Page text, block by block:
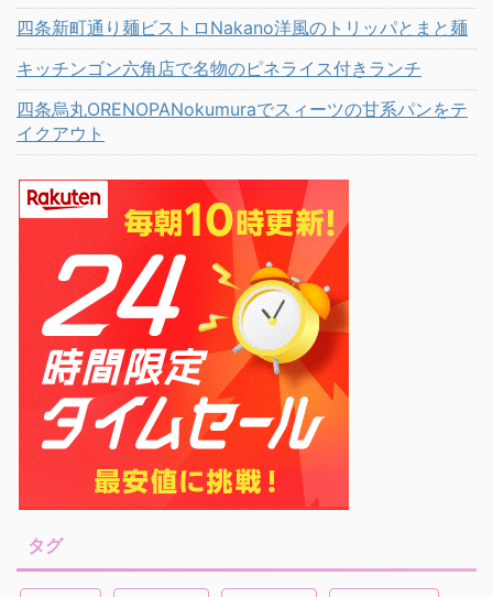
四条新町通り麺ビストロNakano洋風のトリッパとまと麺
キッチンゴン六角店で名物のピネライス付きランチ
四条烏丸ORENOPANokumuraでスィーツの甘系パンをテ
イクアウト
タグ